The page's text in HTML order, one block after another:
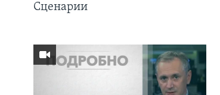
Сценарии